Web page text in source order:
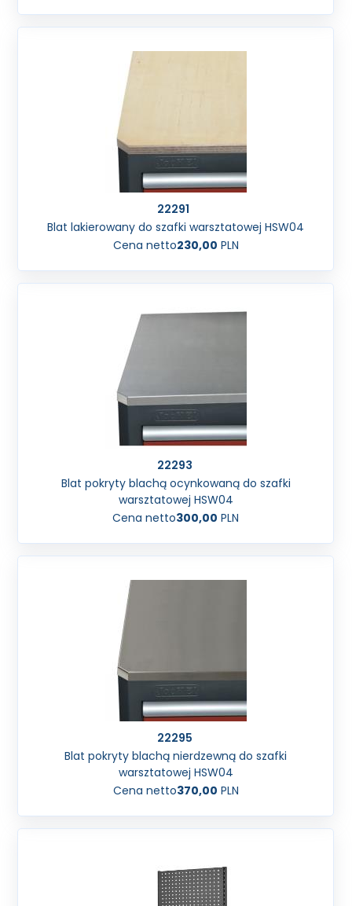
22291
Blat lakierowany do szafki warsztatowej HSW04
Cena netto230,00 PLN
22293
Blat pokryty blachą ocynkowaną do szafki
warsztatowej HSW04
Cena netto300,00 PLN
22295
Blat pokryty blachą nierdzewną do szafki
warsztatowej HSW04
Cena netto370,00 PLN